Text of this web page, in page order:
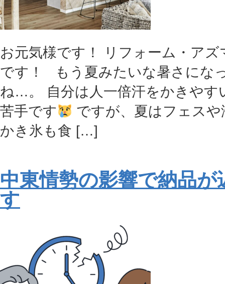
お元気様です！ リフォーム・アズ
です！ もう夏みたいな暑さにな
ね…。 自分は人一倍汗をかきやす
苦手です
ですが、夏はフェス
かき氷も食 […]
中東情勢の影響で納品が
す